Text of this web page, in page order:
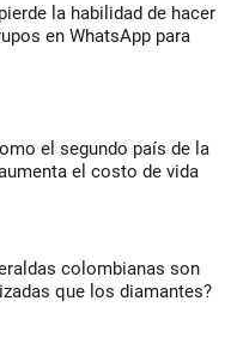
la habilidad de hacer
en WhatsApp para
el segundo país de la
el costo de vida
colombianas son
que los diamantes?